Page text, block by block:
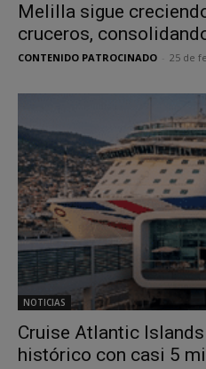
Melilla sigue
cruceros,
CONTENIDO PATROCINADO 25 de
NOTICIAS
Cruise Atlantic
histórico con casi 5